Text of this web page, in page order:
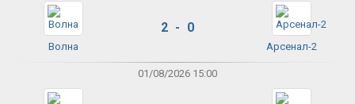
Волна
2 - 0
Арсенал-2
01/08/2026 15:00